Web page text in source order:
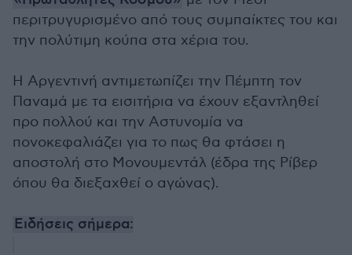
περιτρυγυρισμένο από τους συμπαίκτες του και
την πολύτιμη κούπα στα χέρια του.
Η Αργεντινή αντιμετωπίζει την Πέμπτη τον
Παναμά με τα εισιτήρια να έχουν εξαντληθεί
προ πολλού και την Αστυνομία να
πονοκεφαλιάζει για το πως θα φτάσει η
αποστολή στο Μονουμεντάλ (έδρα της Ρίβερ
όπου θα διεξαχθεί ο αγώνας).
Ειδήσεις σήμερα: